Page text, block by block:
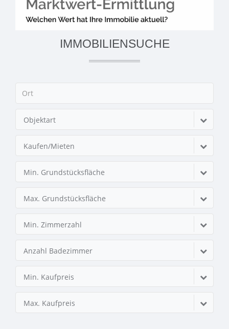
IMMOBILIENSUCHE
Objektart
Kaufen/Mieten
Min. Grundstücksfläche
Max. Grundstücksfläche
Min. Zimmerzahl
Anzahl Badezimmer
Min. Kaufpreis
Max. Kaufpreis